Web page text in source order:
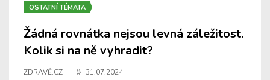
OSTATNÍ TÉMATA
Žádná rovnátka nejsou levná záležitost.
Kolik si na ně vyhradit?
ZDRAVĚ.CZ 31.07.2024